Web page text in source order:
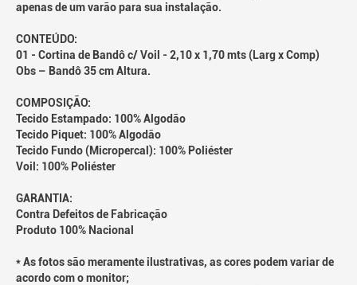
apenas de um varão para sua instalação.
CONTEÚDO:
01 - Cortina de Bandô c/ Voil - 2,10 x 1,70 mts (Larg x Comp)
Obs – Bandô 35 cm Altura.
COMPOSIÇÃO:
Tecido Estampado: 100% Algodão
Tecido Piquet: 100% Algodão
Tecido Fundo (Micropercal): 100% Poliéster
Voil: 100% Poliéster
GARANTIA:
Contra Defeitos de Fabricação
Produto 100% Nacional
* As fotos são meramente ilustrativas, as cores podem variar de
acordo com o monitor;